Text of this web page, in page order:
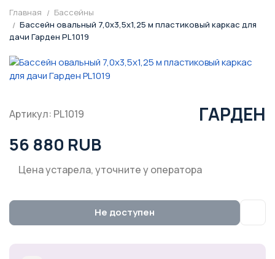
Главная
Бассейны
Бассейн овальный 7,0x3,5x1,25 м пластиковый каркас для
дачи Гарден PL1019
Артикул: PL1019 ГАРДЕН
56 880 RUB
Цена устарела, уточните у оператора
Не доступен